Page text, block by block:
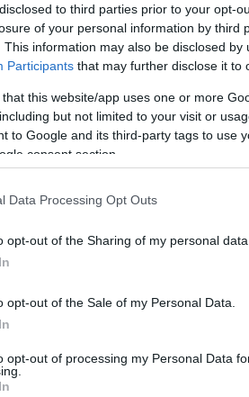
to third parties prior to your opt-
of your personal information by third
This information may also be disclosed
Participants that may further disclose it to
that this website/app uses one or more
but not limited to your visit or
to Google and its third-party tags to use
consent section.
Data Processing Opt Outs
opt-out of the Sharing of my personal data.
opt-out of the Sale of my Personal Data.
opt-out of processing my Personal Data
valószínűsítik a
lehet a báránysaláta, ami
is. Az utóbbi években
meg a kontinensen.
forrásként a Google Keresőben!
néven is ismert) elsősorban
a jövőben egyre nagyobb szerepet
sötétzöld, lekerekített